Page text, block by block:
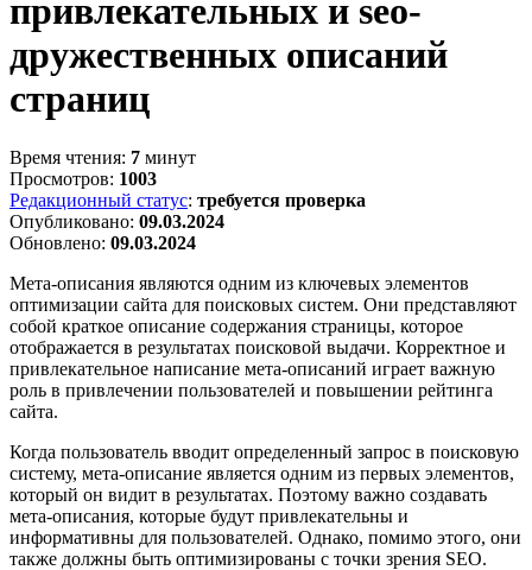
привлекательных и seo-
дружественных описаний
страниц
Время чтения: 7 минут
Просмотров: 1003
Редакционный статус: требуется проверка
Опубликовано: 09.03.2024
Обновлено: 09.03.2024
Мета-описания являются одним из ключевых элементов
оптимизации сайта для поисковых систем. Они представляют
собой краткое описание содержания страницы, которое
отображается в результатах поисковой выдачи. Корректное и
привлекательное написание мета-описаний играет важную
роль в привлечении пользователей и повышении рейтинга
сайта.
Когда пользователь вводит определенный запрос в поисковую
систему, мета-описание является одним из первых элементов,
который он видит в результатах. Поэтому важно создавать
мета-описания, которые будут привлекательны и
информативны для пользователей. Однако, помимо этого, они
также должны быть оптимизированы с точки зрения SEO.